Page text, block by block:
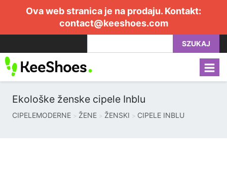
Ova web stranica je na prodaju. Kontakt:
contact@keeshoes.com
SZUKAJ
Ekološke ženske cipele Inblu
CIPELEMODERNE ŽENE ŽENSKI CIPELE INBLU